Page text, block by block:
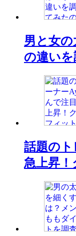
男と女
の違い
話題のト
急上昇